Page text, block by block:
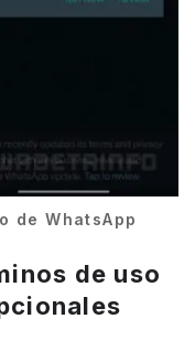
de WhatsApp
de uso